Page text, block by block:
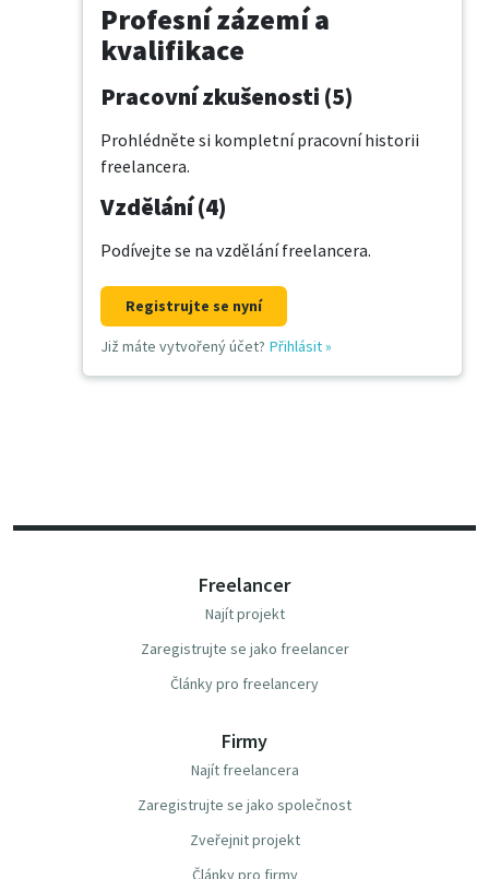
Profesní zázemí a
kvalifikace
Pracovní zkušenosti (5)
Prohlédněte si kompletní pracovní historii
freelancera.
Vzdělání (4)
Podívejte se na vzdělání freelancera.
Registrujte se nyní
Již máte vytvořený účet? Přihlásit»
Freelancer
Najít projekt
Zaregistrujte se jako freelancer
Články pro freelancery
Firmy
Najít freelancera
Zaregistrujte se jako společnost
Zveřejnit projekt
Články pro firmy